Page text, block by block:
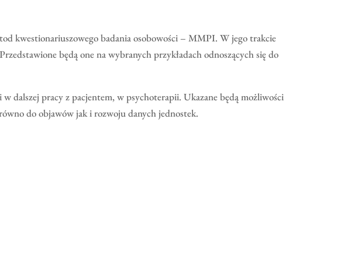
kwestionariuszowego badania osobowości – MMPI. W jego trakcie
będą one na wybranych przykładach odnoszących się do
dalszej pracy z pacjentem, w psychoterapii. Ukazane będą możliwości
do objawów jak i rozwoju danych jednostek.